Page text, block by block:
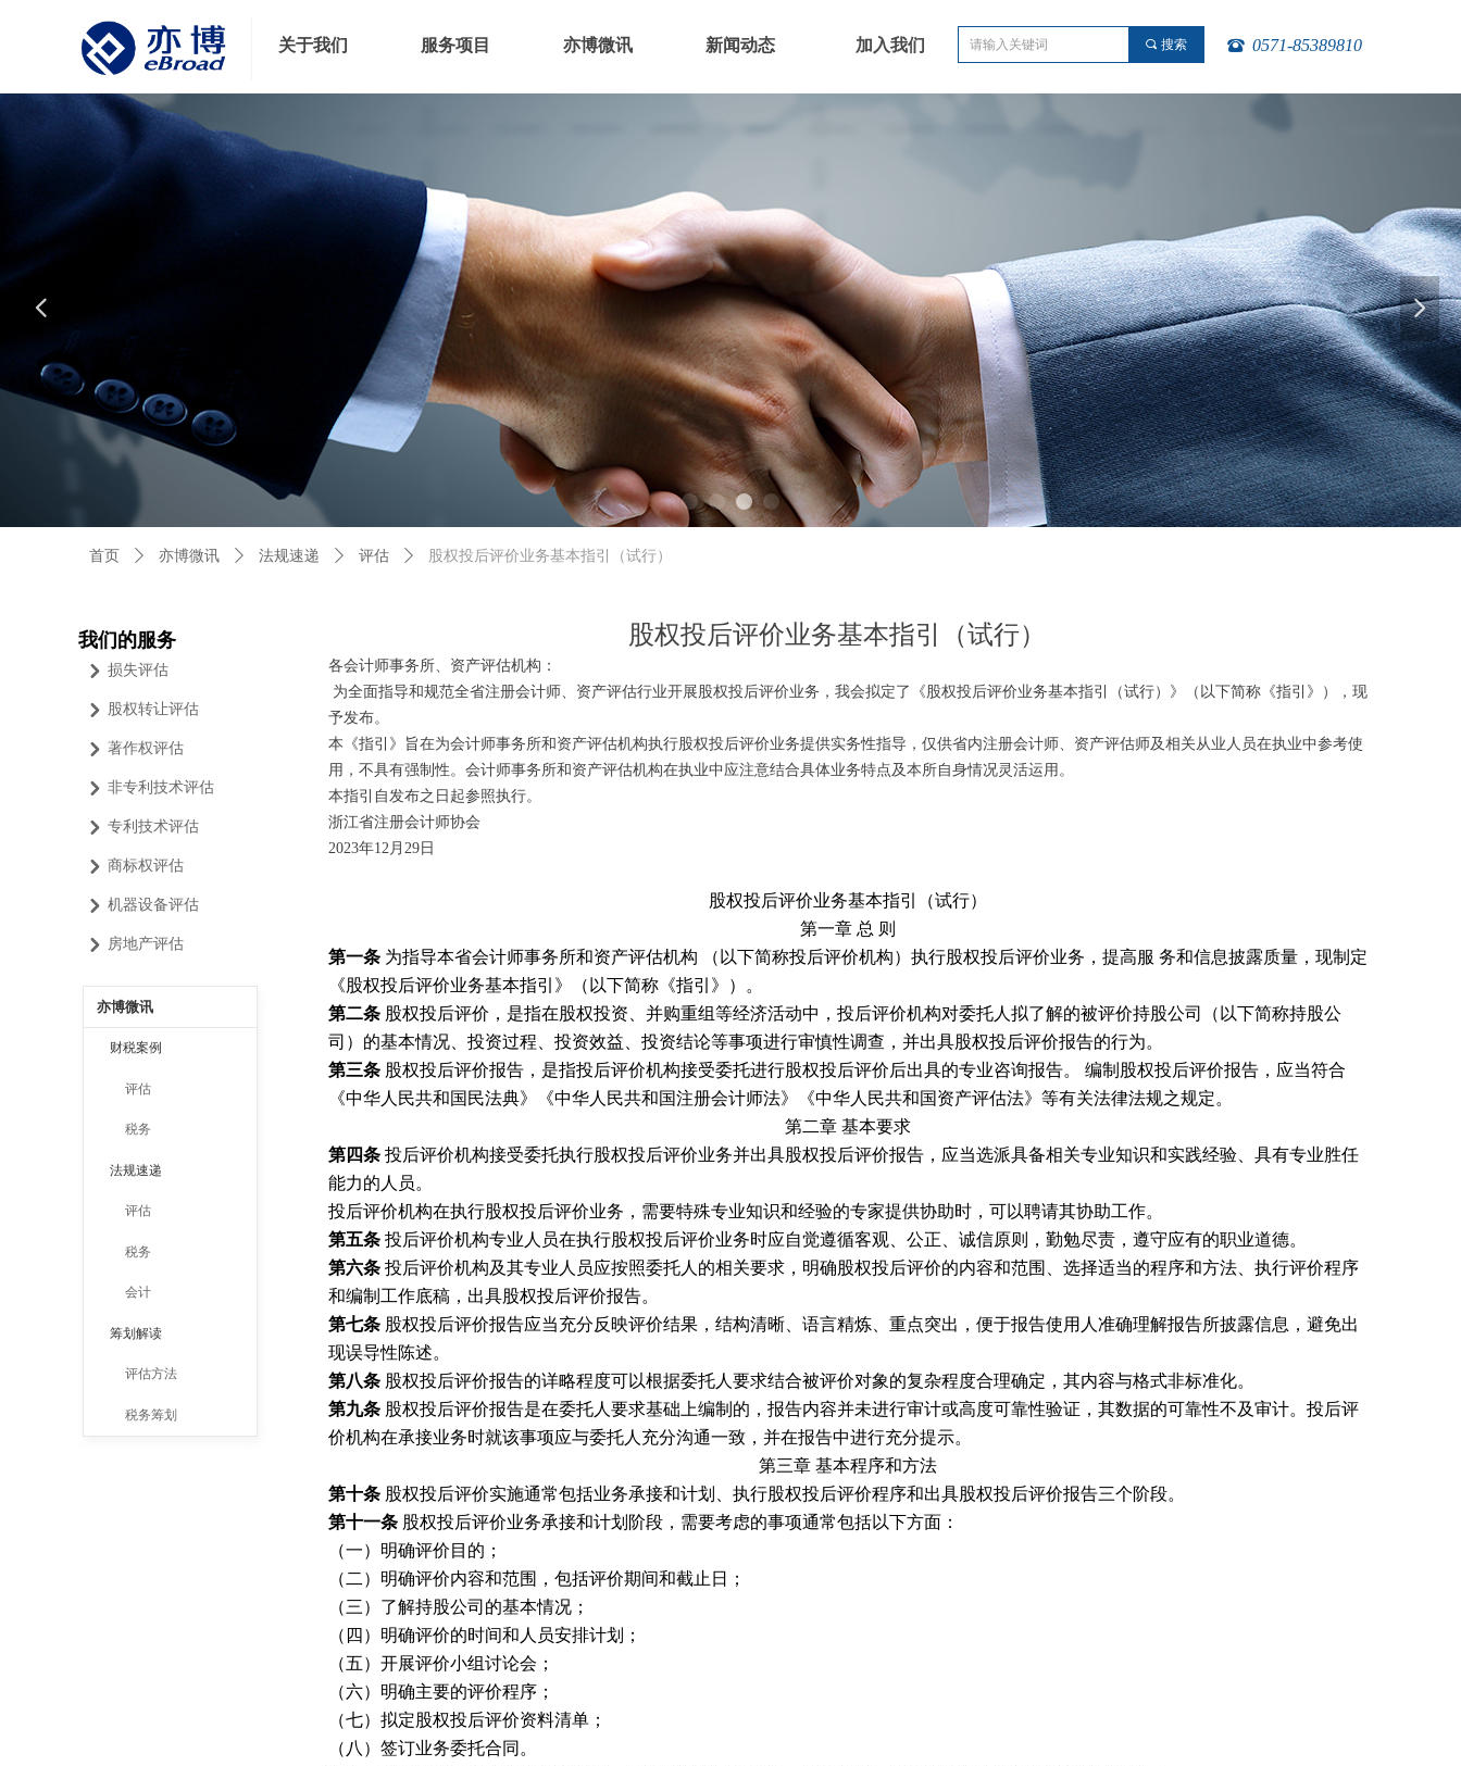
关于我们 服务项目 亦博微讯 新闻动态 加入我们 끠 搜索 뀰 0571-85389810
넳 넲
股权投后评价业务基本指引（试行）
各会计师事务所、资产评估机构：
为全面指导和规范全省注册会计师、资产评估行业开展股权投后评价业务，我会拟定了《股权投后评价业务基本指引（试行）》（以下简称《指引》），现
予发布。
本《指引》旨在为会计师事务所和资产评估机构执行股权投后评价业务提供实务性指导，仅供省内注册会计师、资产评估师及相关从业人员在执业中参考使
用，不具有强制性。会计师事务所和资产评估机构在执业中应注意结合具体业务特点及本所自身情况灵活运用。
本指引自发布之日起参照执行。
浙江省注册会计师协会
2023年12月29日
股权投后评价业务基本指引（试行）
第一章 总 则
第一条 为指导本省会计师事务所和资产评估机构 （以下简称投后评价机构）执行股权投后评价业务，提高服 务和信息披露质量，现制定
《股权投后评价业务基本指引》（以下简称《指引》）。
第二条 股权投后评价，是指在股权投资、并购重组等经济活动中，投后评价机构对委托人拟了解的被评价持股公司（以下简称持股公
司）的基本情况、投资过程、投资效益、投资结论等事项进行审慎性调查，并出具股权投后评价报告的行为。
第三条 股权投后评价报告，是指投后评价机构接受委托进行股权投后评价后出具的专业咨询报告。
编制股权投后评价报告，应当符合
《中华人民共和国民法典》《中华人民共和国注册会计师法》《中华人民共和国资产评估法》等有关法律法规之规定。
第二章 基本要求
第四条 投后评价机构接受委托执行股权投后评价业务并出具股权投后评价报告，应当选派具备相关专业知识和实践经验、具有专业胜任
能力的人员。
投后评价机构在执行股权投后评价业务，需要特殊专业知识和经验的专家提供协助时，可以聘请其协助工作。
第五条 投后评价机构专业人员在执行股权投后评价业务时应自觉遵循客观、公正、诚信原则，勤勉尽责，遵守应有的职业道德。
第六条 投后评价机构及其专业人员应按照委托人的相关要求，明确股权投后评价的内容和范围、选择适当的程序和方法、执行评价程序
和编制工作底稿，出具股权投后评价报告。
第七条 股权投后评价报告应当充分反映评价结果，结构清晰、语言精炼、重点突出，便于报告使用人准确理解报告所披露信息，避免出
现误导性陈述。
第八条 股权投后评价报告的详略程度可以根据委托人要求结合被评价对象的复杂程度合理确定，其内容与格式非标准化。
第九条 股权投后评价报告是在委托人要求基础上编制的，报告内容并未进行审计或高度可靠性验证，其数据的可靠性不及审计。投后评
价机构在承接业务时就该事项应与委托人充分沟通一致，并在报告中进行充分提示。
第三章 基本程序和方法
第十条 股权投后评价实施通常包括业务承接和计划、执行股权投后评价程序和出具股权投后评价报告三个阶段。
第十一条 股权投后评价业务承接和计划阶段，需要考虑的事项通常包括以下方面：
（一）明确评价目的；
（二）明确评价内容和范围，包括评价期间和截止日；
（三）了解持股公司的基本情况；
（四）明确评价的时间和人员安排计划；
（五）开展评价小组讨论会；
（六）明确主要的评价程序；
（七）拟定股权投后评价资料清单；
（八）签订业务委托合同。
亦博微讯
财税案例
评估
税务
法规速递
评估
税务
会计
筹划解读
评估方法
税务筹划
我们的服务
낑 损失评估
낑 股权转让评估
낑 著作权评估
낑 非专利技术评估
낑 专利技术评估
낑 商标权评估
낑 机器设备评估
낑 房地产评估
首页 ꄲ 亦博微讯 ꄲ 法规速递 ꄲ 评估 ꄲ 股权投后评价业务基本指引（试行）